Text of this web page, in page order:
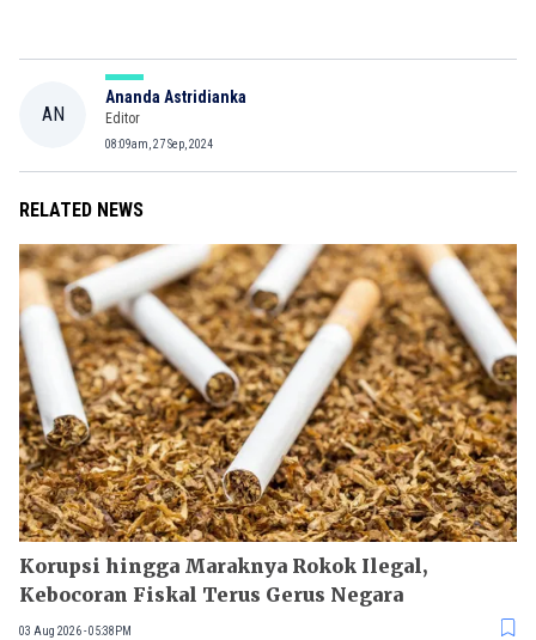
AN
Ananda Astridianka
Editor
08:09am, 27 Sep, 2024
RELATED NEWS
Korupsi hingga Maraknya Rokok Ilegal,
Kebocoran Fiskal Terus Gerus Negara
03 Aug 2026 - 05:38PM